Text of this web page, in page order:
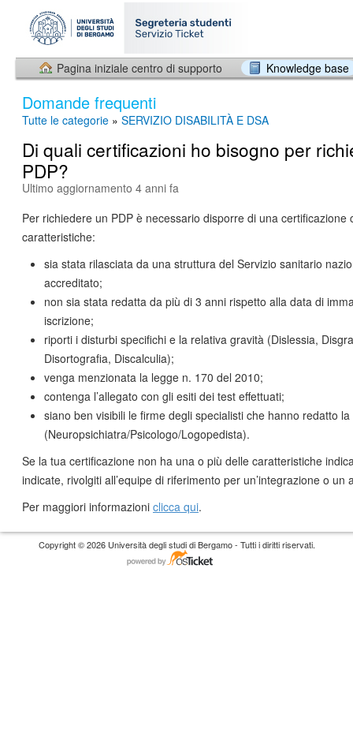
Pagina iniziale centro di supporto Knowledge base
Domande frequenti
Tutte le categorie » SERVIZIO DISABILITÀ E DSA
Di quali certificazioni ho bisogno per
PDP?
Ultimo aggiornamento 4 anni fa
Per richiedere un PDP è necessario disporre di una certificazione
caratteristiche:
sia stata rilasciata da una struttura del Servizio sanitario
accreditato;
non sia stata redatta da più di 3 anni rispetto alla data di
iscrizione;
riporti i disturbi specifichi e la relativa gravità (Dislessia,
Disortografia, Discalculia);
venga menzionata la legge n. 170 del 2010;
contenga l’allegato con gli esiti dei test effettuati;
siano ben visibili le firme degli specialisti che hanno redatto
(Neuropsichiatra/Psicologo/Logopedista).
Se la tua certificazione non ha una o più delle caratteristiche
indicate, rivolgiti all’equipe di riferimento per un’integrazione o un
Per maggiori informazioni clicca qui.
Copyright © 2026 Università degli studi di Bergamo - Tutti i diritti riservati.